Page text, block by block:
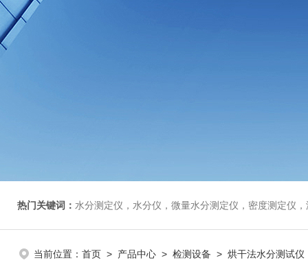
热门关键词： 水分测定仪，水分仪，微量水分测定仪，密度测定仪
当前位置： 首页 > 产品中心 > 检测设备 > 烘干法水分测试仪